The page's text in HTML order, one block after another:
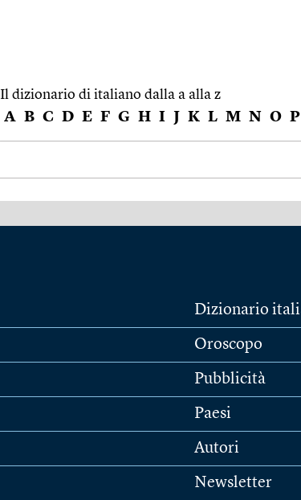
Il dizionario di italiano dalla a alla z
A B C D E F G H I J K L M N O P
Dizionario
Oroscopo
Pubblicità
Paesi
Autori
Newsletter